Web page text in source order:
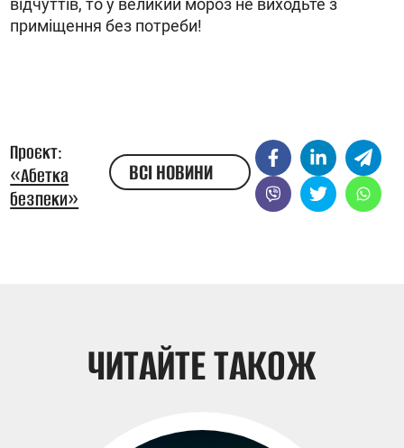
відчуттів, то у великий мороз не виходьте з
приміщення без потреби!
Проєкт:
«Абетка
безпеки»
ВСІ НОВИНИ
ЧИТАЙТЕ ТАКОЖ